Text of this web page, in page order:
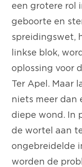
een grotere rol
geboorte en
spreidingswet,
linkse blok,
oplossing voor
Ter Apel. Maar
niets meer dan
diepe wond. In
de wortel aan
ongebreidelde
worden de